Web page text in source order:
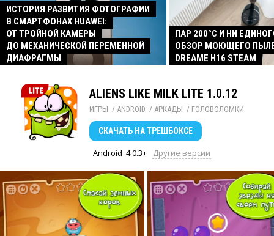
ИСТОРИЯ РАЗВИТИЯ ФОТОГРАФИИ
В СМАРТФОНАХ HUAWEI:
ОТ ТРОЙНОЙ КАМЕРЫ
ДО МЕХАНИЧЕСКОЙ ПЕРЕМЕННОЙ
ДИАФРАГМЫ
ПАР 200°C И НИ
ОБЗОР МОЮЩЕГО
DREAME H16 STEAM
ALIENS LIKE MILK LITE 1.0.12
ИГРЫ / ANDROID / АРКАДЫ / ГОЛОВОЛОМКИ
СКАЧАТЬ НА ТРЕШБОКСЕ
Android 4.0.3+ Другие версии